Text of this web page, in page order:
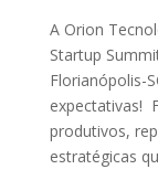
A Orion
Startup
Florianópolis-
expectativas!
produtivos,
estratégicas